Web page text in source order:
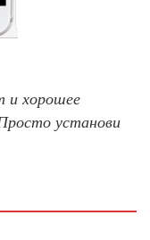
и хорошее
установи